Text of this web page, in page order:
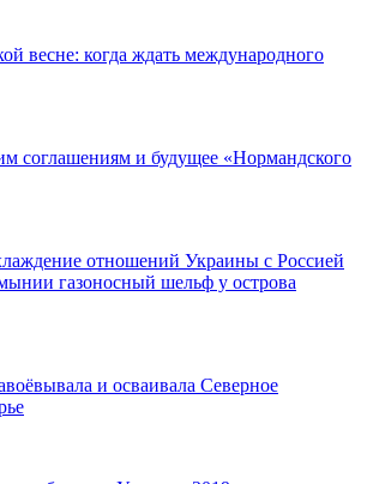
весне: когда ждать международного
соглашениям и будущее «Нормандского
отношений Украины с Россией
газоносный шельф у острова
и осваивала Северное